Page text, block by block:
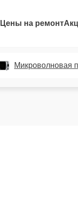
Цены на ремонт
Микроволновая